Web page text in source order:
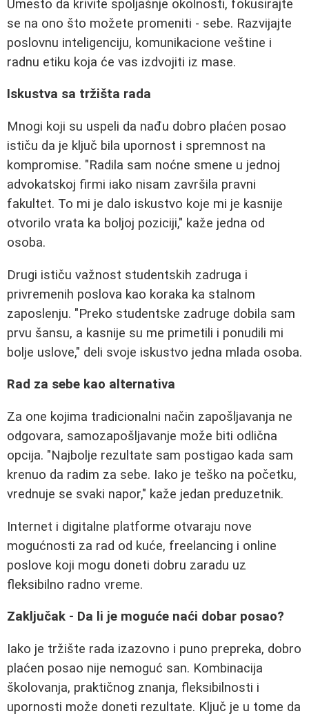
Umesto da krivite spoljašnje okolnosti, fokusirajte
se na ono što možete promeniti - sebe. Razvijajte
poslovnu inteligenciju, komunikacione veštine i
radnu etiku koja će vas izdvojiti iz mase.
Iskustva sa tržišta rada
Mnogi koji su uspeli da nađu dobro plaćen posao
ističu da je ključ bila upornost i spremnost na
kompromise. "Radila sam noćne smene u jednoj
advokatskoj firmi iako nisam završila pravni
fakultet. To mi je dalo iskustvo koje mi je kasnije
otvorilo vrata ka boljoj poziciji," kaže jedna od
osoba.
Drugi ističu važnost studentskih zadruga i
privremenih poslova kao koraka ka stalnom
zaposlenju. "Preko studentske zadruge dobila sam
prvu šansu, a kasnije su me primetili i ponudili mi
bolje uslove," deli svoje iskustvo jedna mlada osoba.
Rad za sebe kao alternativa
Za one kojima tradicionalni način zapošljavanja ne
odgovara, samozapošljavanje može biti odlična
opcija. "Najbolje rezultate sam postigao kada sam
krenuo da radim za sebe. Iako je teško na početku,
vrednuje se svaki napor," kaže jedan preduzetnik.
Internet i digitalne platforme otvaraju nove
mogućnosti za rad od kuće, freelancing i online
poslove koji mogu doneti dobru zaradu uz
fleksibilno radno vreme.
Zaključak - Da li je moguće naći dobar posao?
Iako je tržište rada izazovno i puno prepreka, dobro
plaćen posao nije nemoguć san. Kombinacija
školovanja, praktičnog znanja, fleksibilnosti i
upornosti može doneti rezultate. Ključ je u tome da